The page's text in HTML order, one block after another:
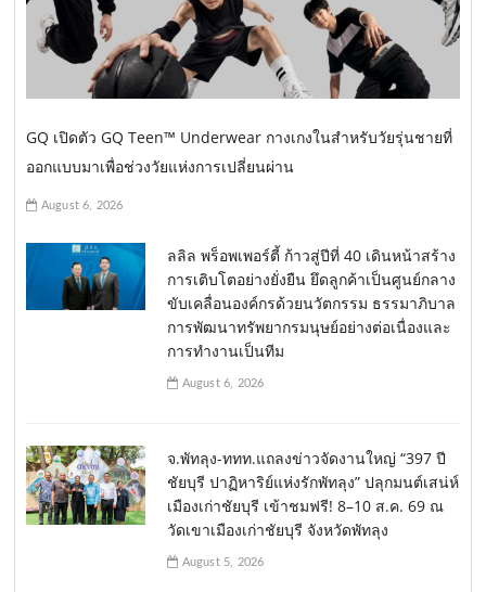
GQ เปิดตัว GQ Teen™ Underwear กางเกงในสำหรับวัยรุ่นชายที่
ออกแบบมาเพื่อช่วงวัยแห่งการเปลี่ยนผ่าน
August 6, 2026
ลลิล พร็อพเพอร์ตี้ ก้าวสู่ปีที่ 40 เดินหน้าสร้าง
การเติบโตอย่างยั่งยืน ยึดลูกค้าเป็นศูนย์กลาง
ขับเคลื่อนองค์กรด้วยนวัตกรรม ธรรมาภิบาล
การพัฒนาทรัพยากรมนุษย์อย่างต่อเนื่องและ
การทำงานเป็นทีม
August 6, 2026
จ.พัทลุง-ททท.แถลงข่าวจัดงานใหญ่ “397 ปี
ชัยบุรี ปาฏิหาริย์แห่งรักพัทลุง” ปลุกมนต์เสน่ห์
เมืองเก่าชัยบุรี เข้าชมฟรี! 8–10 ส.ค. 69 ณ
วัดเขาเมืองเก่าชัยบุรี จังหวัดพัทลุง
August 5, 2026